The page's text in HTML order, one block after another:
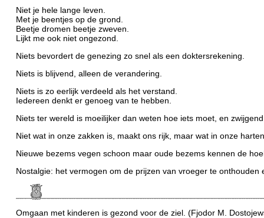
Niet je hele lange leven.
Met je beentjes op de grond.
Beetje dromen beetje zweven.
Lijkt me ook niet ongezond.
Niets bevordert de genezing zo snel als een doktersrekening.
Niets is blijvend, alleen de verandering.
Niets is zo eerlijk verdeeld als het verstand.
Iedereen denkt er genoeg van te hebben.
Niets ter wereld is moeilijker dan weten hoe iets moet, en
Niet wat in onze zakken is, maakt ons rijk, maar wat in onze
Nieuwe bezems vegen schoon maar oude bezems kennen de
Nostalgie: het vermogen om de prijzen van vroeger te onthouden
Omgaan met kinderen is gezond voor de ziel. (Fjodor M.